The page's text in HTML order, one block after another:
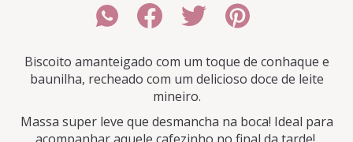
Biscoito amanteigado com um toque de conhaque e
baunilha, recheado com um delicioso doce de leite
mineiro.
Massa super leve que desmancha na boca! Ideal para